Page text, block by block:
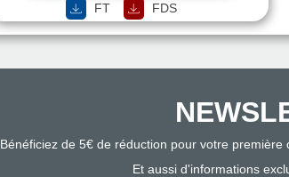
FT FDS
Bénéficiez de 5€ de réduction pour votre
Et aussi d'informations